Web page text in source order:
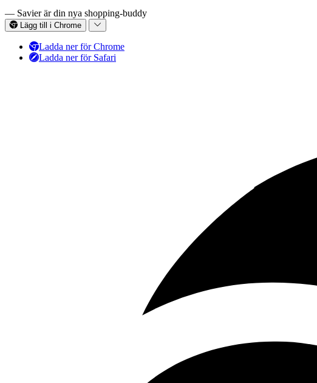
— Savier är din nya shopping-buddy
Lägg till i Chrome
Ladda ner för Chrome
Ladda ner för Safari